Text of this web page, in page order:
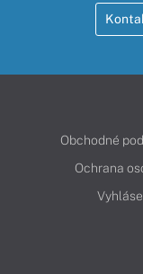
Obchodné
Ochrana